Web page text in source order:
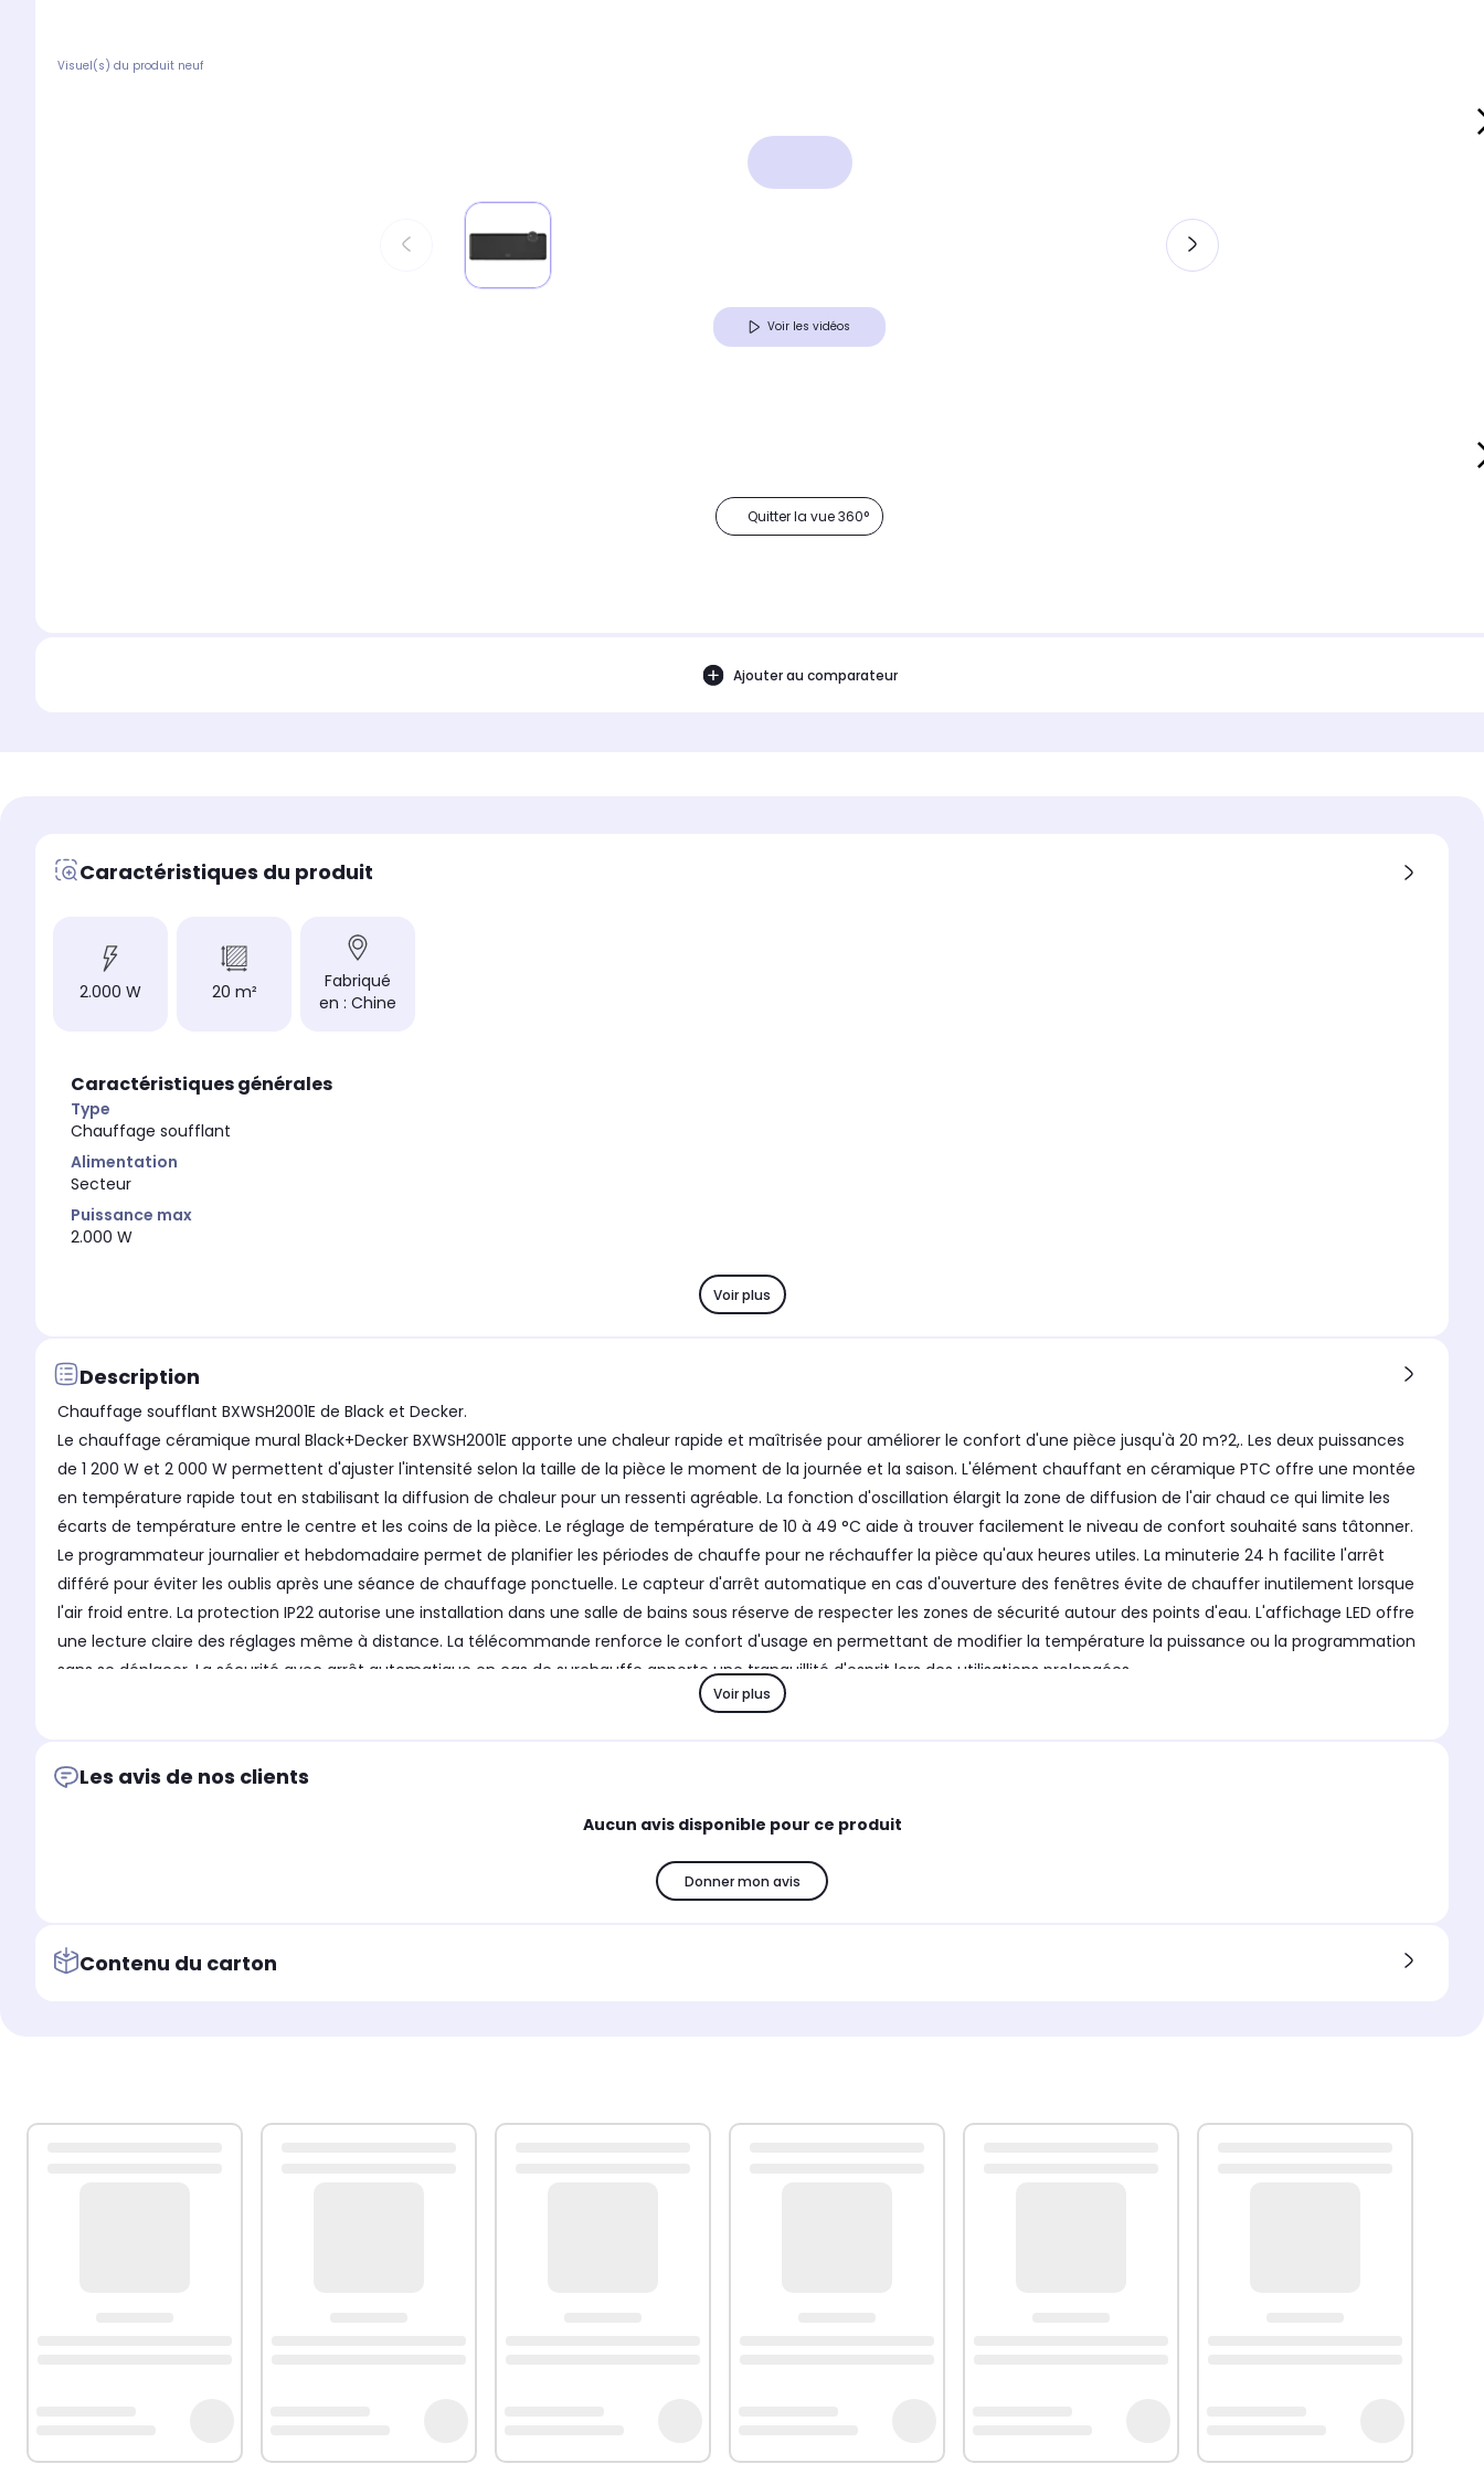
Visuel(s) du produit neuf
Voir les vidéos
Quitter la vue 360°
Ajouter au comparateur
Caractéristiques du produit
2.000 W 20 m²
Fabriqué
en : Chine
Caractéristiques générales
Type
Chauffage soufflant
Alimentation
Secteur
Puissance max
2.000 W
Voir plus
Description
Chauffage soufflant BXWSH2001E de Black et Decker.
Le chauffage céramique mural Black+Decker BXWSH2001E apporte une chaleur rapide et maîtrisée pour améliorer le confort d'une pièce jusqu'à 20 m?2,. Les deux puissances
de 1 200 W et 2 000 W permettent d'ajuster l'intensité selon la taille de la pièce le moment de la journée et la saison. L'élément chauffant en céramique PTC offre une montée
en température rapide tout en stabilisant la diffusion de chaleur pour un ressenti agréable. La fonction d'oscillation élargit la zone de diffusion de l'air chaud ce qui limite les
écarts de température entre le centre et les coins de la pièce. Le réglage de température de 10 à 49 °C aide à trouver facilement le niveau de confort souhaité sans tâtonner.
Le programmateur journalier et hebdomadaire permet de planifier les périodes de chauffe pour ne réchauffer la pièce qu'aux heures utiles. La minuterie 24 h facilite l'arrêt
différé pour éviter les oublis après une séance de chauffage ponctuelle. Le capteur d'arrêt automatique en cas d'ouverture des fenêtres évite de chauffer inutilement lorsque
l'air froid entre. La protection IP22 autorise une installation dans une salle de bains sous réserve de respecter les zones de sécurité autour des points d'eau. L'affichage LED offre
une lecture claire des réglages même à distance. La télécommande renforce le confort d'usage en permettant de modifier la température la puissance ou la programmation
sans se déplacer. La sécurité avec arrêt automatique en cas de surchauffe apporte une tranquillité d'esprit lors des utilisations prolongées.
Température réglable : 10 à 49 °C.
Compatible salle de bains : Oui.
Couleur : Noir.
Voir plus
Les avis de nos clients
Aucun avis disponible pour ce produit
Donner mon avis
Contenu du carton